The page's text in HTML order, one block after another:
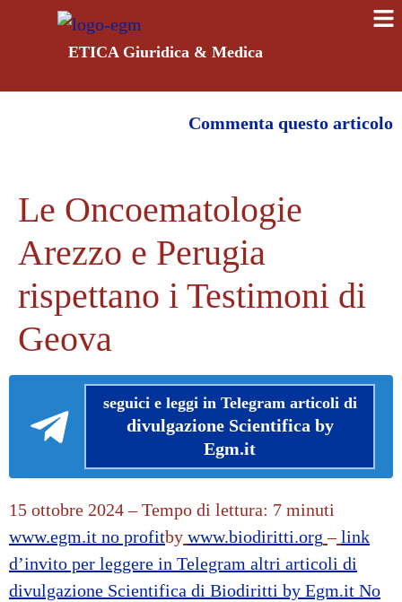
ETICA Giuridica & Medica
Commenta questo articolo
Le Oncoematologie
Arezzo e Perugia
rispettano i Testimoni di
Geova
seguici e leggi in Telegram articoli di
divulgazione Scientifica by
Egm.it
15 ottobre 2024 –Tempo di lettura: 7 minuti
www.egm.it no profitby www.biodiritti.org – link
d’invito per leggere in Telegram altri articoli di
divulgazione Scientifica di Biodiritti by Egm.it No